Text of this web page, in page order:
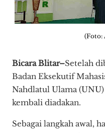
(Foto:
Bicara Blitar–Setelah
Badan Eksekutif
Nahdlatul Ulama
kembali diadakan.
Sebagai langkah awal,